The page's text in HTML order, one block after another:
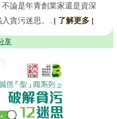
論是年青創業家還是資深
貪污迷思。...| 了解更多 |
享